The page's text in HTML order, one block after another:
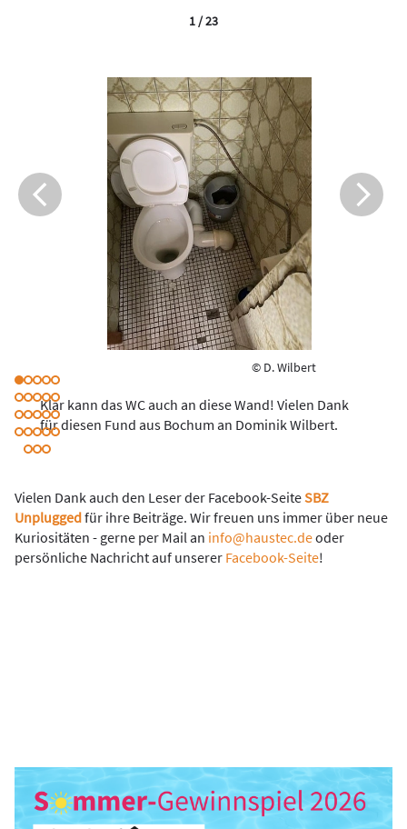
© D. Wilbert
Klar kann das WC auch an diese Wand! Vielen Dank
für diesen Fund aus Bochum an Dominik Wilbert.
1 / 23
Vielen Dank auch den Leser der Facebook-SeiteSBZ
Unpluggedfür ihre Beiträge. Wir freuen uns immer über neue
Kuriositäten - gerne per Mail an info@haustec.deoder
persönliche Nachricht auf unserer Facebook-Seite!